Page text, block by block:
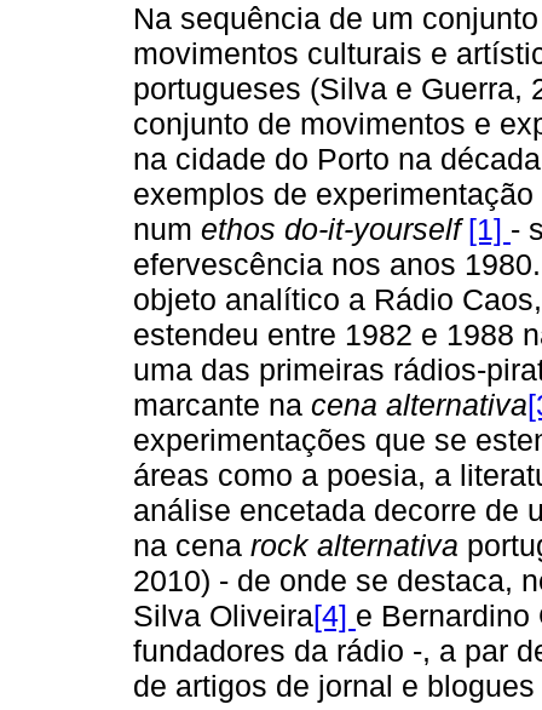
Na sequência de um
movimentos culturais e
portugueses (Silva e Guerra,
conjunto de movimentos e
na cidade do Porto na
exemplos de
num ethos do-it-yourself [1] -
efervescência nos anos
objeto analítico a Rádio
estendeu entre 1982 e 1988
uma das primeiras rádios-
marcante na cena alternativa
experimentações que se
áreas como a poesia, a
análise encetada decorre de
na cena rock alternativa
2010) - de onde se destaca,
Silva Oliveira[4] e Bernardino
fundadores da rádio -, a par
de artigos de jornal e